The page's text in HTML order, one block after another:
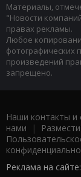
Материалы,
"Новости
правах рекламы.
Любое
фотографических
произведений
запрещено.
Наши контакты и
нами |
Реклама на сайте: